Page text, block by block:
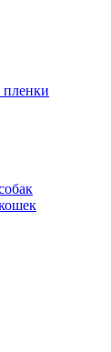
пленки